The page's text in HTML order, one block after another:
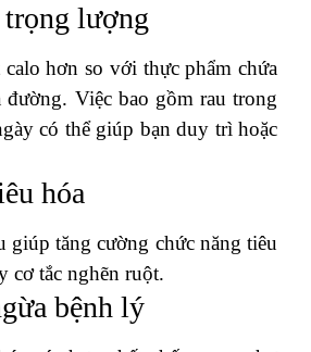
lượng
hơn so với thực phẩm chứa
đường. Việc bao gồm rau trong
có thể giúp bạn duy trì hoặc
hóa
giúp tăng cường chức năng tiêu
cơ tắc nghẽn ruột.
bệnh lý